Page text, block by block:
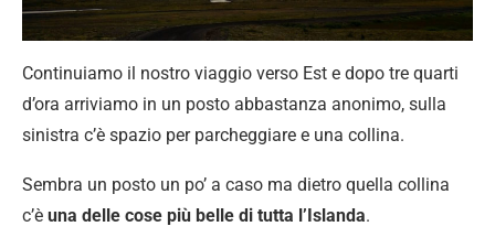
Continuiamo il nostro viaggio verso Est e dopo tre quarti
d’ora arriviamo in un posto abbastanza anonimo, sulla
sinistra c’è spazio per parcheggiare e una collina.
Sembra un posto un po’ a caso ma dietro quella collina
c’è una delle cose più belle di tutta l’Islanda.